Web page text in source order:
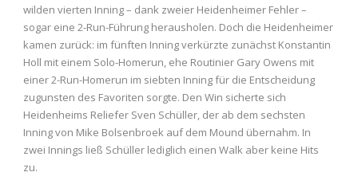
wilden vierten Inning – dank zweier Heidenheimer Fehler –
sogar eine 2-Run-Führung herausholen. Doch die Heidenheimer
kamen zurück: im fünften Inning verkürzte zunächst Konstantin
Holl mit einem Solo-Homerun, ehe Routinier Gary Owens mit
einer 2-Run-Homerun im siebten Inning für die Entscheidung
zugunsten des Favoriten sorgte. Den Win sicherte sich
Heidenheims Reliefer Sven Schüller, der ab dem sechsten
Inning von Mike Bolsenbroek auf dem Mound übernahm. In
zwei Innings ließ Schüller lediglich einen Walk aber keine Hits
zu.